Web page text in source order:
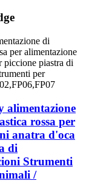
alimentazione
rossa per
anatra d'oca
di
Strumenti
/